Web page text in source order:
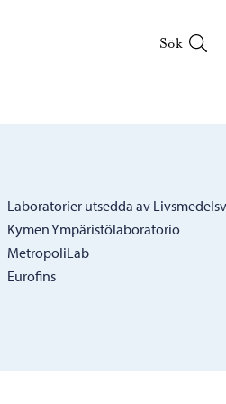
Sök
Laboratorier utsedda av
Kymen Ympäristölaboratorio
MetropoliLab
Eurofins